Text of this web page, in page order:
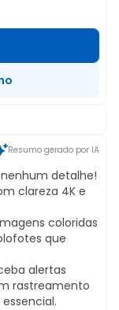
Resumo gerado por IA
detalhe!
clareza 4K e
coloridas
que
alertas
rastreamento